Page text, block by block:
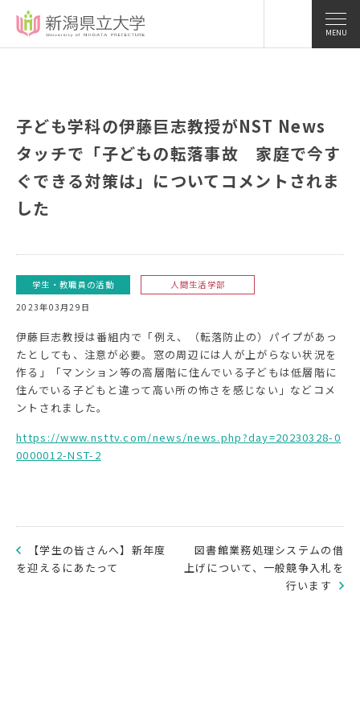
MENU
子ども学科の伊藤巨志教授がNST News
タッチで「子どもの転落事故 家庭で今す
ぐできる対策は」についてコメントされま
した
学生・教職員の活動
人間生活学部
2023年03月29日
伊藤巨志教授は番組内で「例え、（転落防止の）パイプがあっ
たとしても、注意が必要。窓の周辺には人が上がらない状況を
作る」「マンション等の高層階に住んでいる子どもは低層階に
住んでいる子どもと違って高い所の怖さを感じない」などコメ
ントされました。
https://www.nsttv.com/news/news.php?day=20230328-0
0000012-NST-2
【学生の皆さんへ】新年度
を迎えるにあたって
図書館業務処理システムの借
上げについて、一般競争入札を
行います